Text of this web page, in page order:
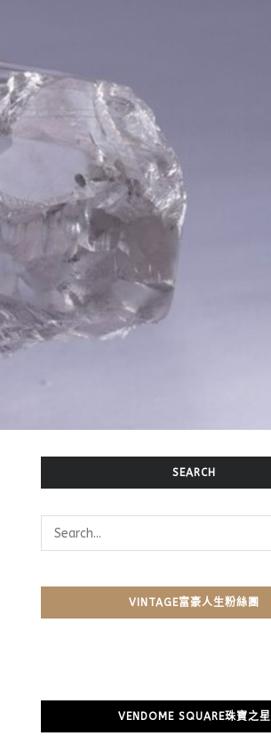
SEARCH
VINTAGE富豪人生粉絲團
VENDOME SQUARE珠寶之星